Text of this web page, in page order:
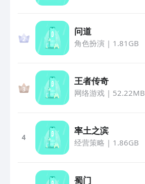
问道
角色扮演 | 1.81GB
王者传奇
网络游戏| 52.22MB
4
率土之滨
经营策略 | 1.86GB
蜀门